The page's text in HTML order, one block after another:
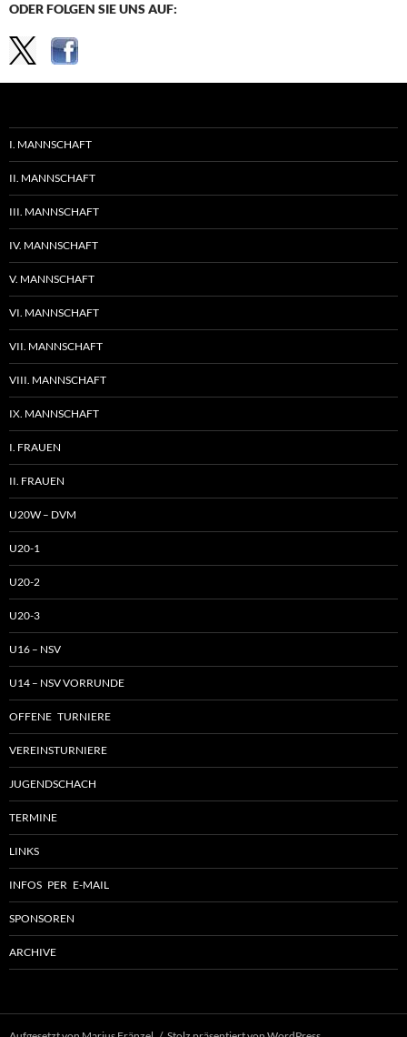
ODER FOLGEN SIE UNS AUF:
I. MANNSCHAFT
II. MANNSCHAFT
III. MANNSCHAFT
IV. MANNSCHAFT
V. MANNSCHAFT
VI. MANNSCHAFT
VII. MANNSCHAFT
VIII. MANNSCHAFT
IX. MANNSCHAFT
I. FRAUEN
II. FRAUEN
U20W – DVM
U20-1
U20-2
U20-3
U16 – NSV
U14 – NSV VORRUNDE
OFFENE TURNIERE
VEREINSTURNIERE
JUGENDSCHACH
TERMINE
LINKS
INFOS PER E-MAIL
SPONSOREN
ARCHIVE